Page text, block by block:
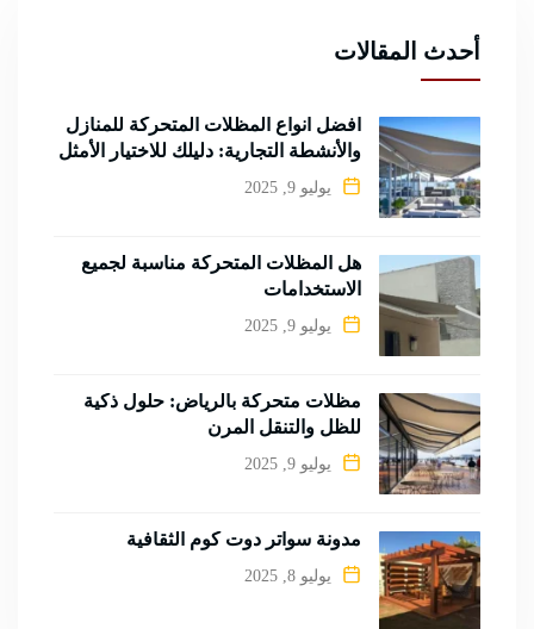
أحدث المقالات
أفضل أنواع المظلات المتحركة للمنازل
والأنشطة التجارية: دليلك للاختيار الأمثل
يوليو 9, 2025
هل المظلات المتحركة مناسبة لجميع
الاستخدامات
يوليو 9, 2025
مظلات متحركة بالرياض: حلول ذكية
للظل والتنقل المرن
يوليو 9, 2025
مدونة سواتر دوت كوم الثقافية
يوليو 8, 2025